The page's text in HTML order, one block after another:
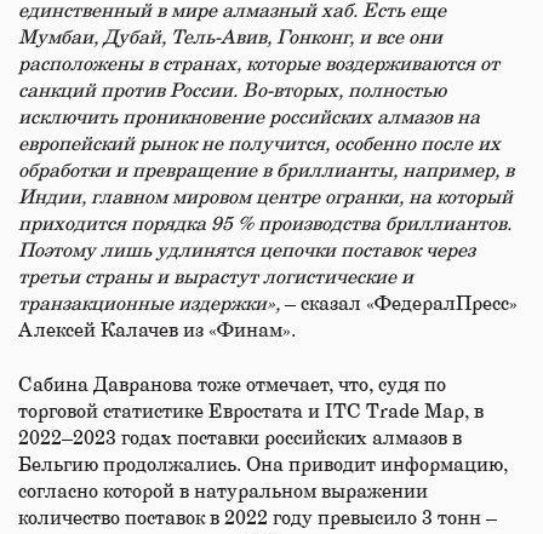
единственный в мире алмазный хаб. Есть еще
Мумбаи, Дубай, Тель-Авив, Гонконг, и все они
расположены в странах, которые воздерживаются от
санкций против России. Во-вторых, полностью
исключить проникновение российских алмазов на
европейский рынок не получится, особенно после их
обработки и превращение в бриллианты, например, в
Индии, главном мировом центре огранки, на который
приходится порядка 95 % производства бриллиантов.
Поэтому лишь удлинятся цепочки поставок через
третьи страны и вырастут логистические и
транзакционные издержки», – сказал «ФедералПресс»
Алексей Калачев из «Финам».
Сабина Давранова тоже отмечает, что, судя по
торговой статистике Евростата и ITC Trade Map, в
2022–2023 годах поставки российских алмазов в
Бельгию продолжались. Она приводит информацию,
согласно которой в натуральном выражении
количество поставок в 2022 году превысило 3 тонн –